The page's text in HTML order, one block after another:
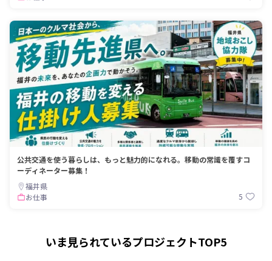
公共交通を使う暮らしは、もっと魅力的になれる。移動の常識を覆すコ
ーディネーター募集！
福井県
お仕事
5
いま見られているプロジェクトTOP5